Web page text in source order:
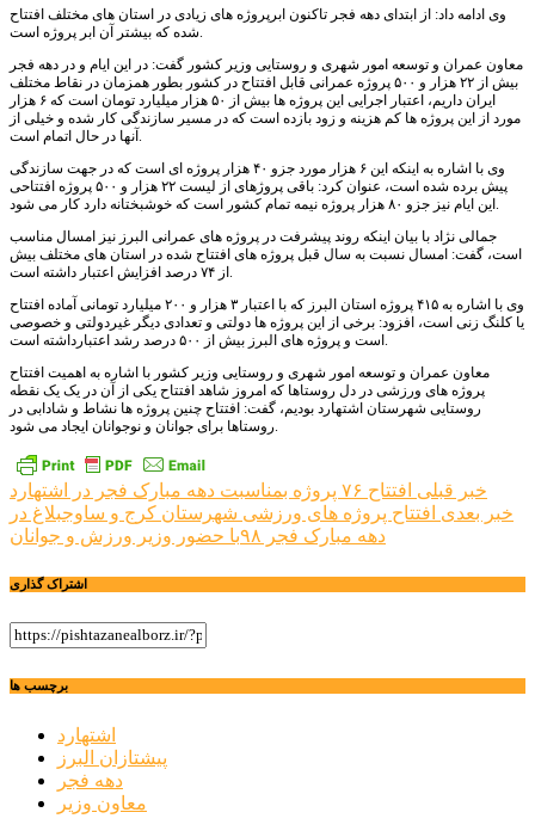
وی ادامه داد: از ابتدای دهه فجر تاکنون ابرپروژه های زیادی در استان های مختلف افتتاح
شده که بیشتر آن ابر پروژه است.
معاون عمران و توسعه امور شهری و روستایی وزیر کشور گفت: در این ایام و در دهه فجر
بیش از ۲۲ هزار و ۵۰۰ پروژه عمرانی قابل افتتاح در کشور بطور همزمان در نقاط مختلف
ایران داریم، اعتبار اجرایی این پروژه ها بیش از ۵۰ هزار میلیارد تومان است که ۶ هزار
مورد از این پروژه ها کم هزینه و زود بازده است که در مسیر سازندگی کار شده و خیلی از
آنها در حال اتمام است.
وی با اشاره به اینکه این ۶ هزار مورد جزو ۴۰ هزار پروژه ای است که در جهت سازندگی
پیش برده شده است، عنوان کرد: باقی پروژهای از لیست ۲۲ هزار و ۵۰۰ پروژه افتتاحی
این ایام نیز جزو ۸۰ هزار پروژه نیمه تمام کشور است که خوشبختانه دارد کار می شود.
جمالی نژاد با بیان اینکه روند پیشرفت در پروژه های عمرانی البرز نیز امسال مناسب
است، گفت: امسال نسبت به سال قبل پروژه های افتتاح شده در استان های مختلف بیش
از ۷۴ درصد افزایش اعتبار داشته است.
وی با اشاره به ۴۱۵ پروژه استان البرز که با اعتبار ۳ هزار و ۲۰۰ میلیارد تومانی آماده افتتاح
یا کلنگ زنی است، افزود: برخی از این پروژه ها دولتی و تعدادی دیگر غیردولتی و خصوصی
است و پروژه های البرز بیش از ۵۰۰ درصد رشد اعتبارداشته است.
معاون عمران و توسعه امور شهری و روستایی وزیر کشور با اشاره به اهمیت افتتاح
پروژه های ورزشی در دل روستاها که امروز شاهد افتتاح یکی از آن در یک یک نقطه
روستایی شهرستان اشتهارد بودیم، گفت: افتتاح چنین پروژه ها نشاط و شادابی در
روستاها برای جوانان و نوجوانان ایجاد می شود.
راهبری
نوشته
خبر قبلی افتتاح ۷۶ پروژه بمناسبت دهه مبارک فجر در اشتهارد
خبر بعدی افتتاح پروژه های ورزشی شهرستان کرج و ساوجبلاغ در
دهه مبارک فجر ۹۸با حضور وزیر ورزش و جوانان
اشتراک گذاری
برچسب ها
اشتهارد
پیشتازان البرز
دهه فجر
معاون وزیر